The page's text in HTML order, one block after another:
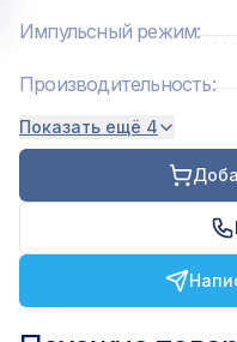
Импульсный режим:
Производительность:
Показать ещё 4